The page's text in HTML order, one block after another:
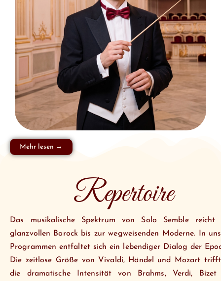
Mehr lesen →
Repertoire
Das musikalische Spektrum von Solo Semble reicht
glanzvollen Barock bis zur wegweisenden Moderne. In
Programmen entfaltet sich ein lebendiger Dialog der
Die zeitlose Größe von Vivaldi, Händel und Mozart
die dramatische Intensität von Brahms, Verdi, Bizet